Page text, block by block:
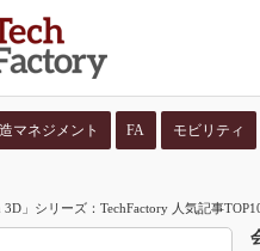
マネジメント FA モビリティ
」シリーズ：TechFactory 人気記事